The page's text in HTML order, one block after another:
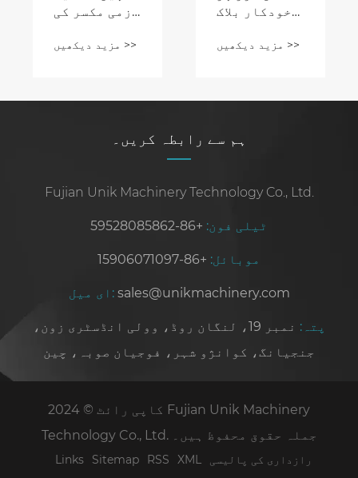
لازمی مکسر کی
ہیں؟
مزید دیکھیں >>
خودکار بلاک
تعمیراتی مزید دیکھیں >>
ہم سے رابطہ کریں۔
Fujian Unik Machinery Technology Co., Ltd.
ٹیلی فون: +86-59528085862
موبائل: +86-15906071097
ای میل: sales@unikmachinery.com
پتہ:
نمبر 19، لنگان روڈ، وولی انڈسٹری زون،
جنجیانگ، کوانژو شہر، فوجیان صوبہ، چین
کاپی رائٹ © 2024 Fujian Unik Machinery
Technology Co., Ltd. جملہ حقوق محفوظ ہیں۔
Links Sitemap RSS XML رازداری کی پالیسی